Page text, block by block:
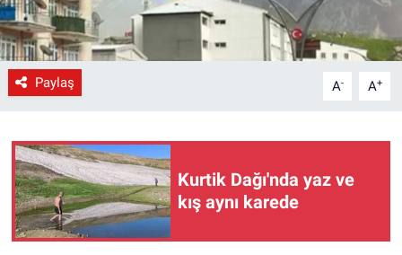
Paylaş A- A+
Kurtik Dağı'nda yaz ve
kış aynı karede
Sağlık
Siyaset
Spor
Yerel